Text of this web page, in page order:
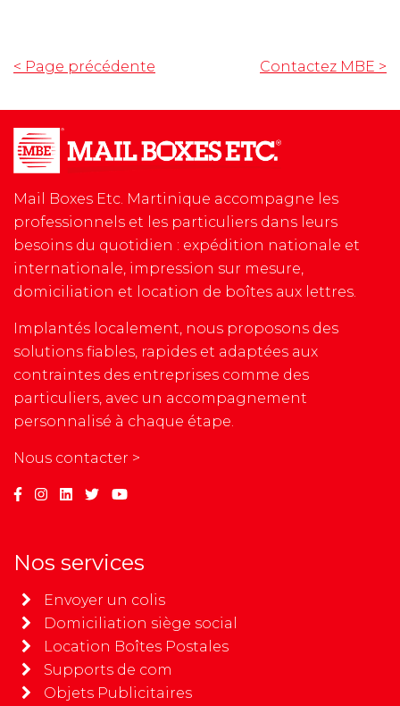
< Page précédente Contactez MBE >
Mail Boxes Etc. Martinique accompagne les
professionnels et les particuliers dans leurs
besoins du quotidien : expédition nationale et
internationale, impression sur mesure,
domiciliation et location de boîtes aux lettres.
Implantés localement, nous proposons des
solutions fiables, rapides et adaptées aux
contraintes des entreprises comme des
particuliers, avec un accompagnement
personnalisé à chaque étape.
Nous contacter >
Nos services
Envoyer un colis
Domiciliation siège social
Location Boîtes Postales
Supports de com
Objets Publicitaires